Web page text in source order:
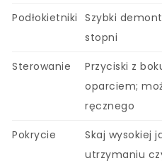
Podłokietniki
Szybki
stopni
Sterowanie
Przyciski z
oparciem;
ręcznego
Pokrycie
Skaj wysokiej
utrzymaniu